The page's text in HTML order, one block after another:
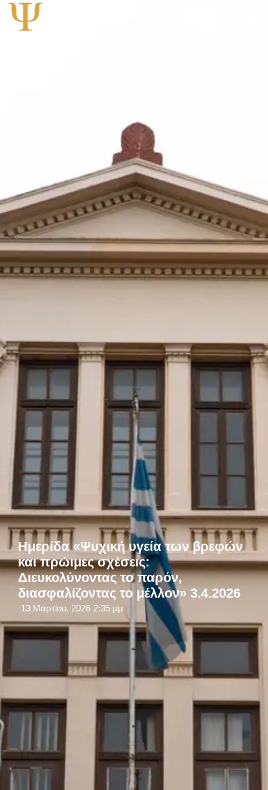
Ημερίδα «Ψυχική υγεία των βρεφών
και πρώιμες σχέσεις:
Διευκολύνοντας το παρόν,
διασφαλίζοντας το μέλλον» 3.4.2026
13 Μαρτίου, 2026 2:35 μμ